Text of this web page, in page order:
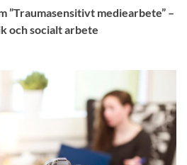
”Traumasensitivt mediearbete” –
och socialt arbete